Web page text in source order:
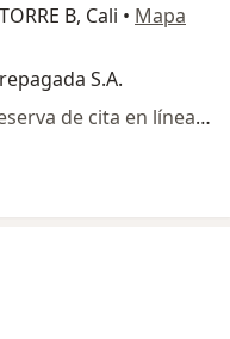
B, Cali • Mapa
S.A.
Este especialista no ofrece reserva de cita en línea en esta dirección.